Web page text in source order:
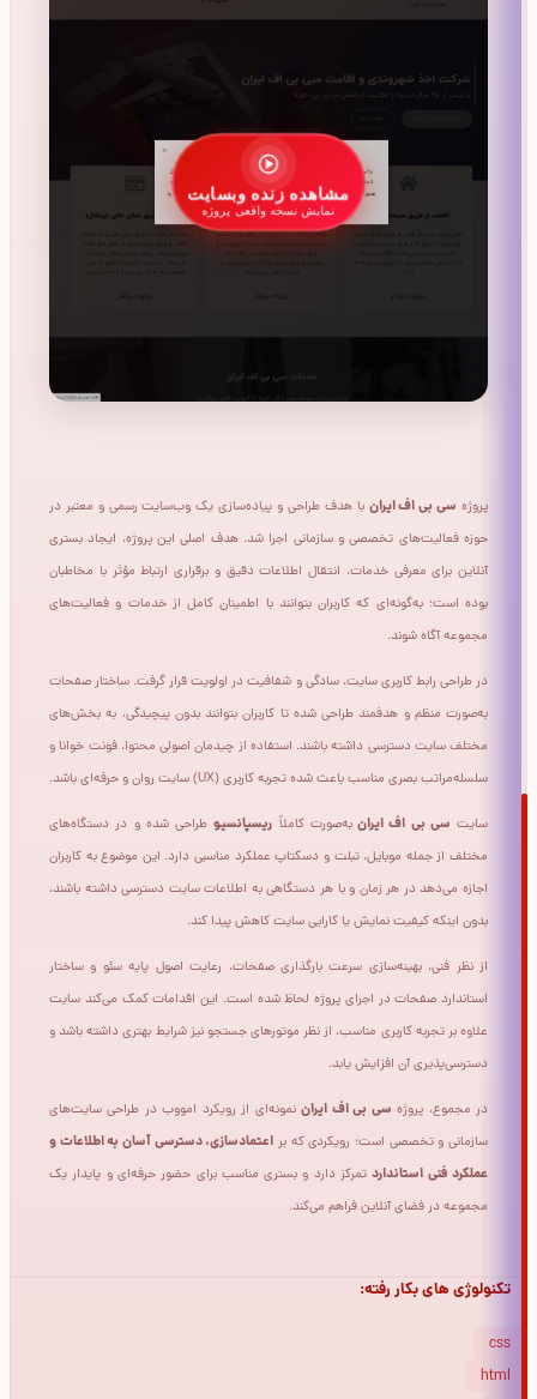
مشاهده زنده وبسایت
نمایش نسخه واقعی پروژه
پروژه سی بی اف ایران با هدف طراحی و پیاده‌سازی یک وب‌سایت رسمی و معتبر در
حوزه فعالیت‌های تخصصی و سازمانی اجرا شد. هدف اصلی این پروژه، ایجاد بستری
آنلاین برای معرفی خدمات، انتقال اطلاعات دقیق و برقراری ارتباط مؤثر با مخاطبان
بوده است؛ به‌گونه‌ای که کاربران بتوانند با اطمینان کامل از خدمات و فعالیت‌های
مجموعه آگاه شوند.
در طراحی رابط کاربری سایت، سادگی و شفافیت در اولویت قرار گرفت. ساختار صفحات
به‌صورت منظم و هدفمند طراحی شده تا کاربران بتوانند بدون پیچیدگی، به بخش‌های
مختلف سایت دسترسی داشته باشند. استفاده از چیدمان اصولی محتوا، فونت خوانا و
سلسله‌مراتب بصری مناسب باعث شده تجربه کاربری (UX) سایت روان و حرفه‌ای باشد.
سایت سی بی اف ایرانبه‌صورت کاملاً ریسپانسیوطراحی شده و در دستگاه‌های
مختلف از جمله موبایل، تبلت و دسکتاپ عملکرد مناسبی دارد. این موضوع به کاربران
اجازه می‌دهد در هر زمان و با هر دستگاهی به اطلاعات سایت دسترسی داشته باشند،
بدون اینکه کیفیت نمایش یا کارایی سایت کاهش پیدا کند.
از نظر فنی، بهینه‌سازی سرعت بارگذاری صفحات، رعایت اصول پایه سئو و ساختار
استاندارد صفحات در اجرای پروژه لحاظ شده است. این اقدامات کمک می‌کند سایت
علاوه بر تجربه کاربری مناسب، از نظر موتورهای جستجو نیز شرایط بهتری داشته باشد و
دسترسی‌پذیری آن افزایش یابد.
در مجموع، پروژه سی بی اف ایراننمونه‌ای از رویکرد امووب در طراحی سایت‌های
سازمانی و تخصصی است؛ رویکردی که بر اعتمادسازی، دسترسی آسان به اطلاعات و
عملکرد فنی استانداردتمرکز دارد و بستری مناسب برای حضور حرفه‌ای و پایدار یک
مجموعه در فضای آنلاین فراهم می‌کند.
تکنولوژی های بکار رفته:
css
html